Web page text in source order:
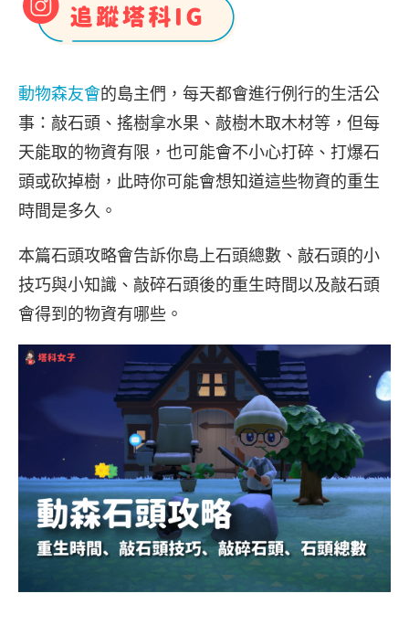
動物森友會的島主們，每天都會進行例行的生活公
事：敲石頭、搖樹拿水果、敲樹木取木材等，但每
天能取的物資有限，也可能會不小心打碎、打爆石
頭或砍掉樹，此時你可能會想知道這些物資的重生
時間是多久。
本篇石頭攻略會告訴你島上石頭總數、敲石頭的小
技巧與小知識、敲碎石頭後的重生時間以及敲石頭
會得到的物資有哪些。